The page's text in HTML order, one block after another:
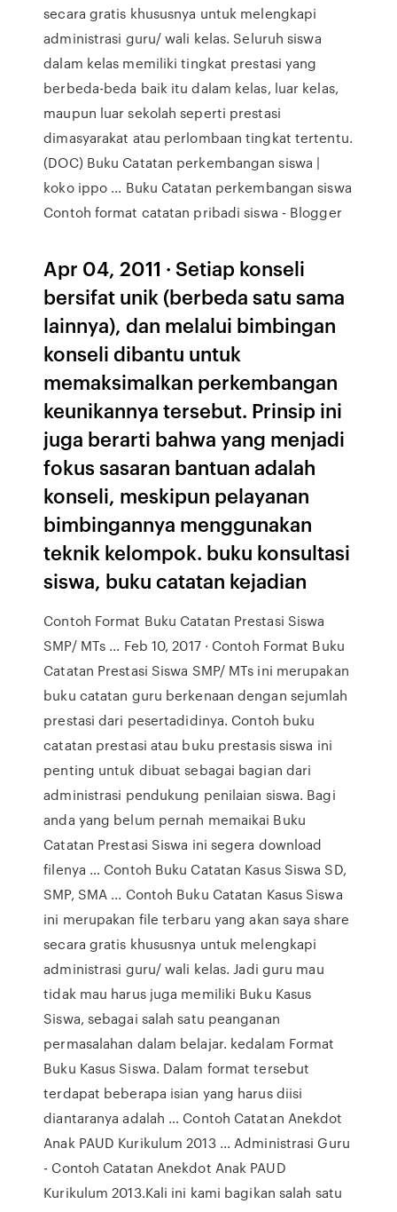
secara gratis khususnya untuk melengkapi
administrasi guru/ wali kelas. Seluruh siswa
dalam kelas memiliki tingkat prestasi yang
berbeda-beda baik itu dalam kelas, luar kelas,
maupun luar sekolah seperti prestasi
dimasyarakat atau perlombaan tingkat tertentu.
(DOC) Buku Catatan perkembangan siswa |
koko ippo ... Buku Catatan perkembangan siswa
Contoh format catatan pribadi siswa - Blogger
Apr 04, 2011 · Setiap konseli
bersifat unik (berbeda satu sama
lainnya), dan melalui bimbingan
konseli dibantu untuk
memaksimalkan perkembangan
keunikannya tersebut. Prinsip ini
juga berarti bahwa yang menjadi
fokus sasaran bantuan adalah
konseli, meskipun pelayanan
bimbingannya menggunakan
teknik kelompok. buku konsultasi
siswa, buku catatan kejadian
Contoh Format Buku Catatan Prestasi Siswa
SMP/ MTs ... Feb 10, 2017 · Contoh Format Buku
Catatan Prestasi Siswa SMP/ MTs ini merupakan
buku catatan guru berkenaan dengan sejumlah
prestasi dari pesertadidinya. Contoh buku
catatan prestasi atau buku prestasis siswa ini
penting untuk dibuat sebagai bagian dari
administrasi pendukung penilaian siswa. Bagi
anda yang belum pernah memaikai Buku
Catatan Prestasi Siswa ini segera download
filenya … Contoh Buku Catatan Kasus Siswa SD,
SMP, SMA ... Contoh Buku Catatan Kasus Siswa
ini merupakan file terbaru yang akan saya share
secara gratis khususnya untuk melengkapi
administrasi guru/ wali kelas. Jadi guru mau
tidak mau harus juga memiliki Buku Kasus
Siswa, sebagai salah satu peanganan
permasalahan dalam belajar. kedalam Format
Buku Kasus Siswa. Dalam format tersebut
terdapat beberapa isian yang harus diisi
diantaranya adalah … Contoh Catatan Anekdot
Anak PAUD Kurikulum 2013 ... Administrasi Guru
- Contoh Catatan Anekdot Anak PAUD
Kurikulum 2013.Kali ini kami bagikan salah satu